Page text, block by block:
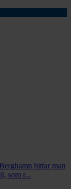
hittar man
som r...